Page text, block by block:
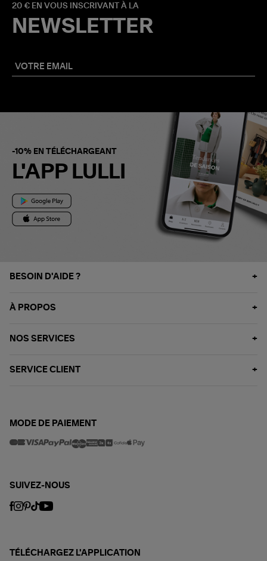
20 € EN VOUS INSCRIVANT À LA
NEWSLETTER
-10% EN TÉLÉCHARGEANT
L'APP LULLI
BESOIN D'AIDE ?
À PROPOS
NOS SERVICES
SERVICE CLIENT
MODE DE PAIEMENT
SUIVEZ-NOUS
TÉLÉCHARGEZ L'APPLICATION